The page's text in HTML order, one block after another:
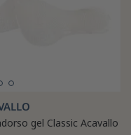
gel Classic Acavallo